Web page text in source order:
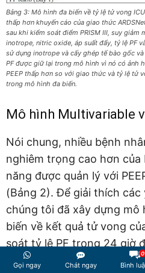
Bảng 3: Mô hình đa biến về tỷ lệ tử vong
thấp hơn khuyến cáo của giao thức
sau khi kiểm soát điểm PRISM III, suy
inotrope, nitric oxide, áp suất đẩy, tỷ lệ PF
sử dụng inotrope và cấy ghép tế bào gốc
PF được giữ lại trong mô hình vì nó có ảnh
PEEP thấp hơn so với giao thức và tỷ lệ tử
trong mô hình đa biến.
Mô hình Multivariable
Nói chung, nhiều bệnh
nghiêm trọng cao hơn của
năng được quản lý với
(Bảng 2). Để giải thích
chúng tôi đã xây dựng mô
biến về kết quả tử vong
soát tỷ lệ PF trong 24 giờ
inotrope, suy giảm miễn
Gọi ngay Chát ngay
0
Bình